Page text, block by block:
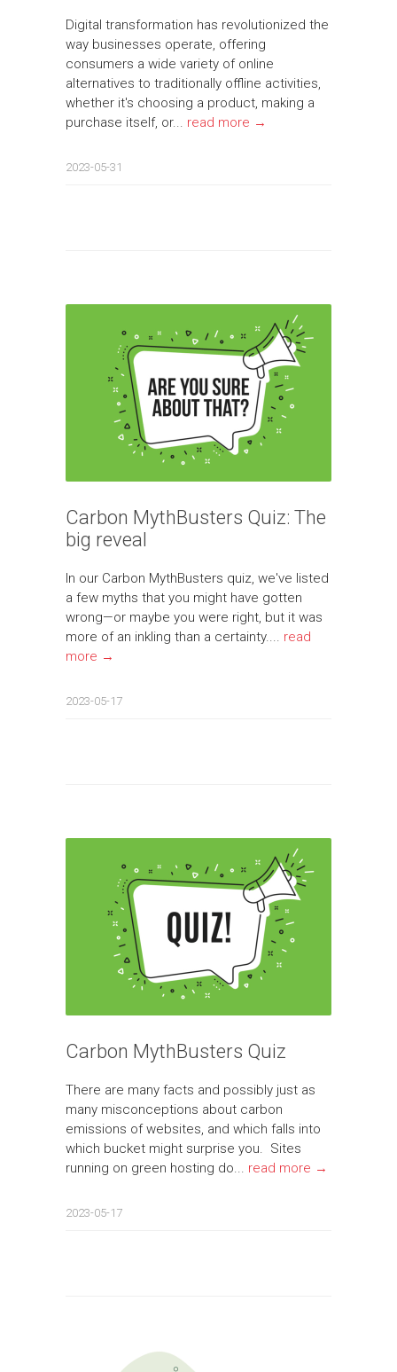
Digital transformation has revolutionized the
way businesses operate, offering
consumers a wide variety of online
alternatives to traditionally offline activities,
whether it's choosing a product, making a
purchase itself, or... read more →
2023-05-31
Carbon MythBusters Quiz: The
big reveal
In our Carbon MythBusters quiz, we've listed
a few myths that you might have gotten
wrong—or maybe you were right, but it was
more of an inkling than a certainty.... read
more →
2023-05-17
Carbon MythBusters Quiz
There are many facts and possibly just as
many misconceptions about carbon
emissions of websites, and which falls into
which bucket might surprise you. Sites
running on green hosting do... read more →
2023-05-17